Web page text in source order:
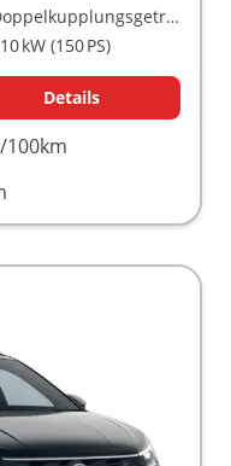
Doppelkupplungsgetriebe (DSG)
kW (150 PS)
Details
100km